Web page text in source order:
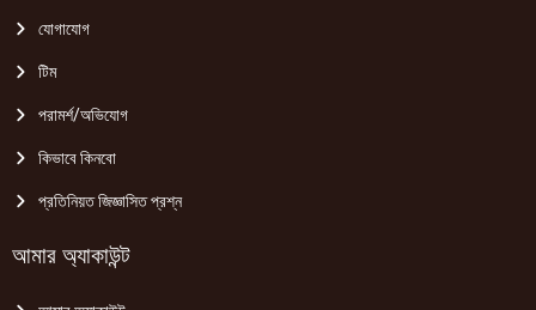
যোগাযোগ
টিম
পরামর্শ/অভিযোগ
কিভাবে কিনবো
প্রতিনিয়ত জিজ্ঞাসিত প্রশ্ন
আমার অ্যাকাউন্ট